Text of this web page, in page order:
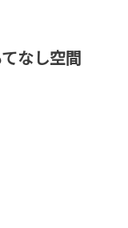
なし空間